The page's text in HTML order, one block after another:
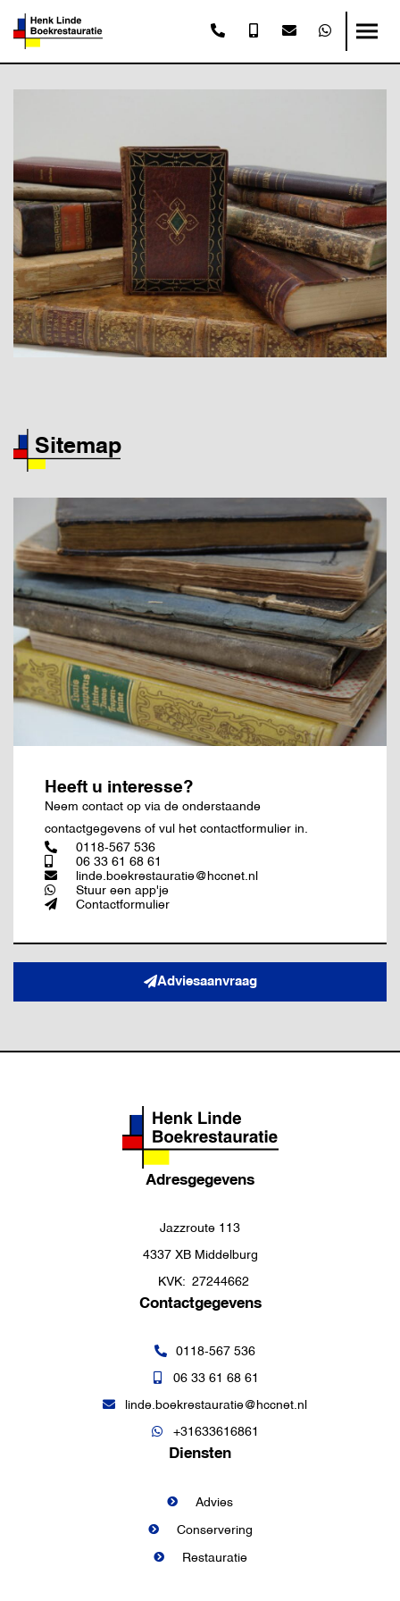
Sitemap
Heeft u interesse?
Neem contact op via de onderstaande
contactgegevens of vul het contactformulier in.
0118-567 536
06 33 61 68 61
linde.boekrestauratie@hccnet.nl
Stuur een app'je
Contactformulier
Adviesaanvraag
Adresgegevens
Jazzroute 113
4337 XB Middelburg
KVK: 27244662
Contactgegevens
0118-567 536
06 33 61 68 61
linde.boekrestauratie@hccnet.nl
+31633616861
Diensten
Advies
Conservering
Restauratie